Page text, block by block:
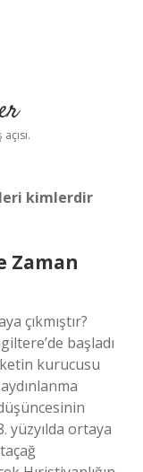
kimlerdir
Zaman
çıkmıştır?
başladı
kurucusu
yüzyılda ortaya